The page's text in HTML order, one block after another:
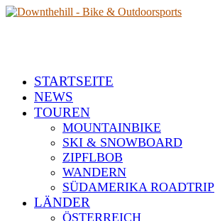
STARTSEITE
NEWS
TOUREN
MOUNTAINBIKE
SKI & SNOWBOARD
ZIPFLBOB
WANDERN
SÜDAMERIKA ROADTRIP
LÄNDER
ÖSTERREICH